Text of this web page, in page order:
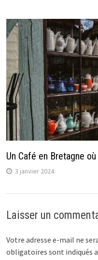
Un Café en Bretagne
3 janvier 2024
Laisser un
Votre adresse e-mail ne
obligatoires sont indiqués